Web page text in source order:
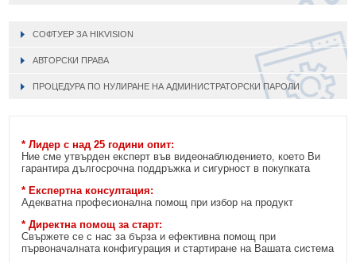
СОФТУЕР ЗА HIKVISION
АВТОРСКИ ПРАВА
ПРОЦЕДУРА ПО НУЛИРАНЕ НА АДМИНИСТРАТОРСКИ ПАРОЛИ
* Лидер с над 25 години опит:
Ние сме утвърден експерт във видеонаблюдението, което Ви
гарантира дългосрочна поддръжка и сигурност в покупката
* Експертна консултация:
Адекватна професионална помощ при избор на продукт
* Директна помощ за старт:
Свържете се с нас за бърза и ефективна помощ при
първоначалната конфигурация и стартиране на Вашата система